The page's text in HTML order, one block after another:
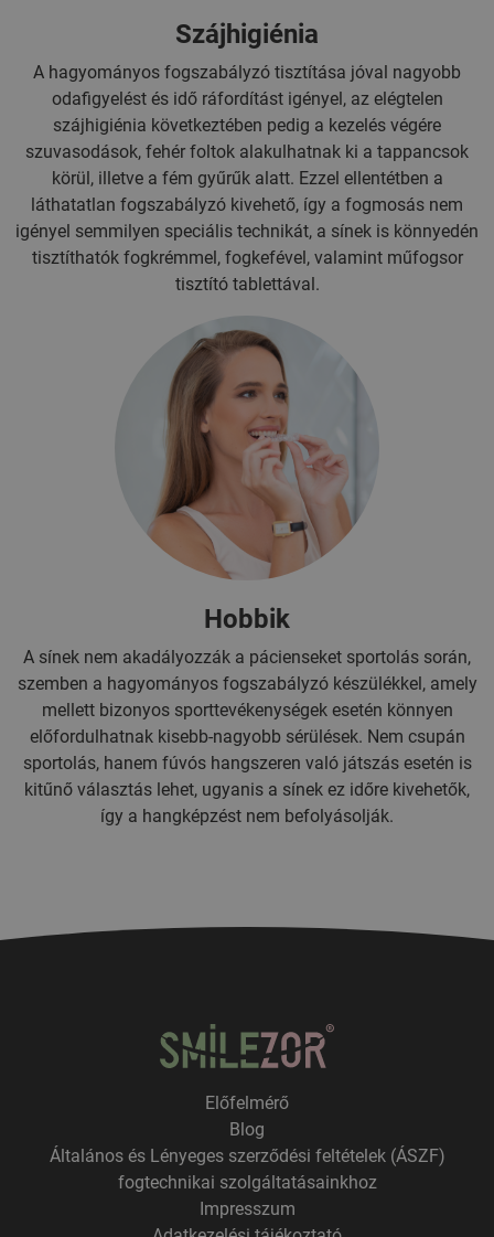
Szájhigiénia
A hagyományos fogszabályzó tisztítása jóval nagyobb
odafigyelést és idő ráfordítást igényel, az elégtelen
szájhigiénia következtében pedig a kezelés végére
szuvasodások, fehér foltok alakulhatnak ki a tappancsok
körül, illetve a fém gyűrűk alatt. Ezzel ellentétben a
láthatatlan fogszabályzó kivehető, így a fogmosás nem
igényel semmilyen speciális technikát, a sínek is könnyedén
tisztíthatók fogkrémmel, fogkefével, valamint műfogsor
tisztító tablettával.
Hobbik
A sínek nem akadályozzák a pácienseket sportolás során,
szemben a hagyományos fogszabályzó készülékkel, amely
mellett bizonyos sporttevékenységek esetén könnyen
előfordulhatnak kisebb-nagyobb sérülések. Nem csupán
sportolás, hanem fúvós hangszeren való játszás esetén is
kitűnő választás lehet, ugyanis a sínek ez időre kivehetők,
így a hangképzést nem befolyásolják.
Előfelmérő
Blog
Általános és Lényeges szerződési feltételek (ÁSZF)
fogtechnikai szolgáltatásainkhoz
Impresszum